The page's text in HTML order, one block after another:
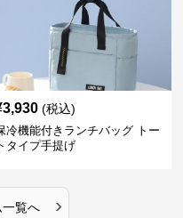
3,930 (税込)
冷機能付きランチバッグ トー
タイプ手提げ
一覧へ ›